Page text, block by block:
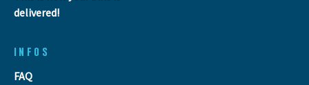
delivered!
INFOS
FAQ